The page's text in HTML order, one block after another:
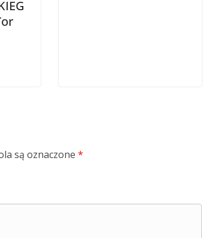
są oznaczone *